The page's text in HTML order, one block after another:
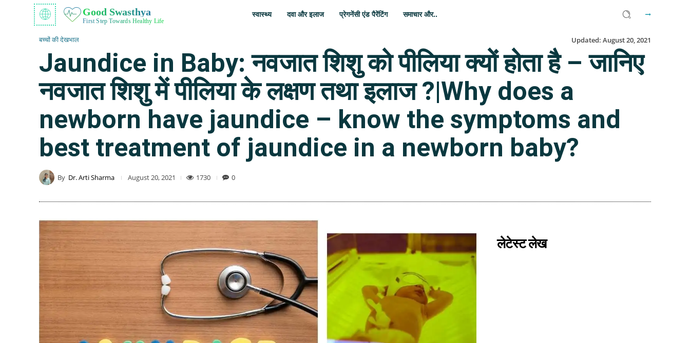
Good Swasthya
First Step Towards Healthy Life
स्वास्थ्य दवा और इलाज प्रेगनेंसी एंड पैरेंटिंग समाचार और..
बच्चों की देखभाल Updated: August 20, 2021
Jaundice in Baby: नवजात शिशु को पीलिया क्यों होता है – जानिए
नवजात शिशु में पीलिया के लक्षण तथा इलाज ?|Why does a
newborn have jaundice – know the symptoms and
best treatment of jaundice in a newborn baby?
By Dr. Arti Sharma August 20, 2021 1730 0
लेटेस्ट लेख